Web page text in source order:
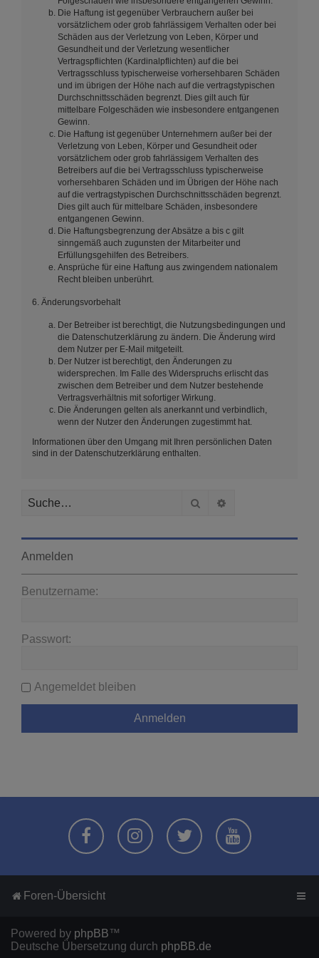
Die Haftung ist gegenüber Verbrauchern außer bei
vorsätzlichem oder grob fahrlässigem Verhalten oder bei
Schäden aus der Verletzung von Leben, Körper und
Gesundheit und der Verletzung wesentlicher
Vertragspflichten (Kardinalpflichten) auf die bei
Vertragsschluss typischerweise vorhersehbaren Schäden
und im übrigen der Höhe nach auf die vertragstypischen
Durchschnittsschäden begrenzt. Dies gilt auch für
mittelbare Folgeschäden wie insbesondere entgangenen
Gewinn.
Die Haftung ist gegenüber Unternehmern außer bei der
Verletzung von Leben, Körper und Gesundheit oder
vorsätzlichem oder grob fahrlässigem Verhalten des
Betreibers auf die bei Vertragsschluss typischerweise
vorhersehbaren Schäden und im Übrigen der Höhe nach
auf die vertragstypischen Durchschnittsschäden begrenzt.
Dies gilt auch für mittelbare Schäden, insbesondere
entgangenen Gewinn.
Die Haftungsbegrenzung der Absätze a bis c gilt
sinngemäß auch zugunsten der Mitarbeiter und
Erfüllungsgehilfen des Betreibers.
Ansprüche für eine Haftung aus zwingendem nationalem
Recht bleiben unberührt.
6. Änderungsvorbehalt
Der Betreiber ist berechtigt, die Nutzungsbedingungen und
die Datenschutzerklärung zu ändern. Die Änderung wird
dem Nutzer per E-Mail mitgeteilt.
Der Nutzer ist berechtigt, den Änderungen zu
widersprechen. Im Falle des Widerspruchs erlischt das
zwischen dem Betreiber und dem Nutzer bestehende
Vertragsverhältnis mit sofortiger Wirkung.
Die Änderungen gelten als anerkannt und verbindlich,
wenn der Nutzer den Änderungen zugestimmt hat.
Informationen über den Umgang mit Ihren persönlichen Daten
sind in der Datenschutzerklärung enthalten.
Suche
Anmelden
Benutzername:
Passwort:
Angemeldet bleiben
Foren-Übersicht
Powered by phpBB™
Deutsche Übersetzung durch phpBB.de